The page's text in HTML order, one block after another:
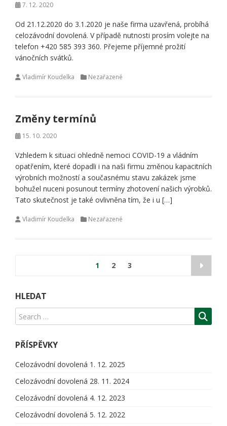
7. 12. 2020
Od 21.12.2020 do 3.1.2020 je naše firma uzavřená, probíhá
celozávodní dovolená. V případě nutnosti prosím volejte na
telefon +420 585 393 360. Přejeme příjemné prožití
vánočních svátků.
Vladimír Koudelka Nezařazené
Změny termínů
15. 10. 2020
Vzhledem k situaci ohledně nemoci COVID-19 a vládním
opatřením, které dopadli i na naši firmu změnou kapacitních
výrobních možností a současnému stavu zakázek jsme
bohužel nuceni posunout termíny zhotovení našich výrobků.
Tato skutečnost je také ovlivněna tím, že i u […]
Vladimír Koudelka Nezařazené
1 2 3
HLEDAT
PŘÍSPĚVKY
Celozávodní dovolená 1. 12. 2025
Celozávodní dovolená 28. 11. 2024
Celozávodní dovolená 4. 12. 2023
Celozávodní dovolená 5. 12. 2022